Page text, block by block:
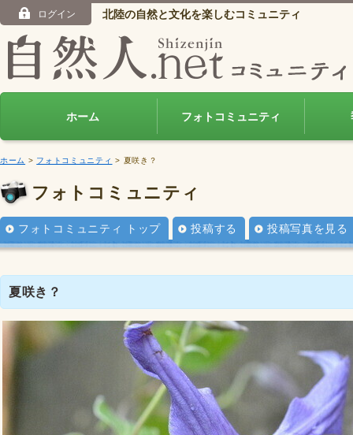
ログイン 北陸の自然と文化を楽しむコミュニティ
ホーム フォトコミュニティ
ホーム > フォトコミュニティ > 夏咲き？
フォトコミュニティ
フォトコミュニティ トップ 投稿する 投稿写真を見る
夏咲き？